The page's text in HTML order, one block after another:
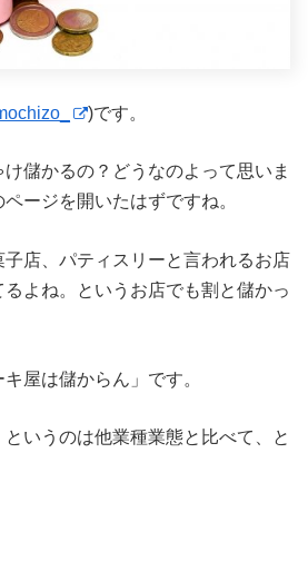
)です。
儲かるの？どうなのよって思いま
ージを開いたはずですね。
店、パティスリーと言われるお店
よね。というお店でも割と儲かっ
屋は儲からん」です。
いうのは他業種業態と比べて、と